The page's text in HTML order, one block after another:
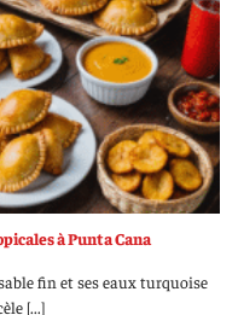
à Punta Cana
fin et ses eaux turquoise
[...]